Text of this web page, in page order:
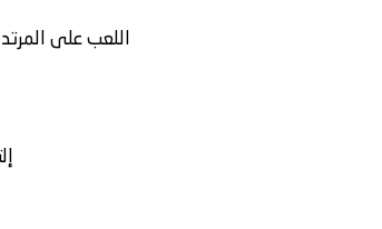
اللعب على